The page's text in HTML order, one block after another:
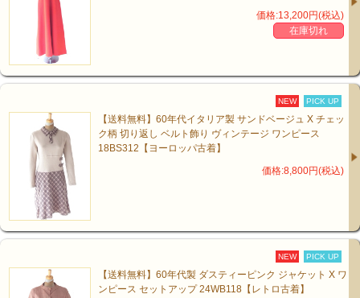
価格:13,200円(税込)
在庫切れ
NEW PICK UP
【送料無料】60年代イタリア製 サンドベージュ X チェッ
ク柄 切り返し ベルト飾り ヴィンテージ ワンピース
18BS312【ヨーロッパ古着】
価格:8,800円(税込)
NEW PICK UP
【送料無料】60年代製 ダスティーピンク ジャケット X ワ
ンピース セットアップ 24WB118【レトロ古着】